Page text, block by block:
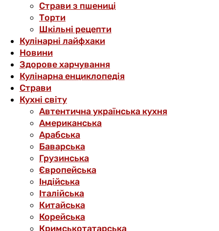
Страви з пшениці
Торти
Шкільні рецепти
Кулінарні лайфхаки
Новини
Здорове харчування
Кулінарна енциклопедія
Страви
Кухні світу
Автентична українська кухня
Американська
Арабська
Баварська
Грузинська
Європейська
Індійська
Італійська
Китайська
Корейська
Кримськотатарська